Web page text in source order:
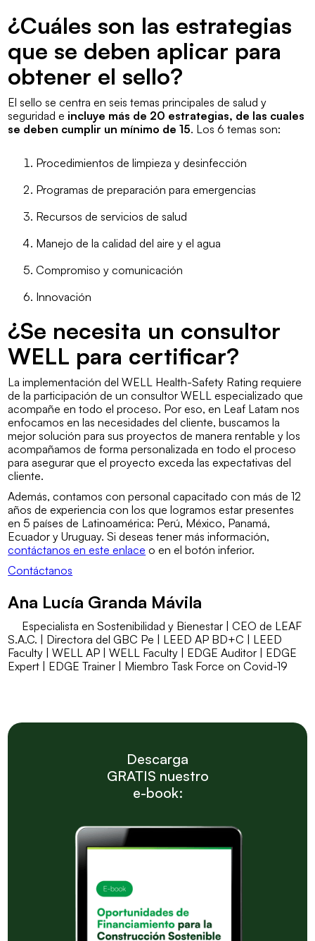
¿Cuáles son las estrategias
que se deben aplicar para
obtener el sello?
El sello se centra en seis temas principales de salud y
seguridad e incluye más de 20 estrategias, de las cuales
se deben cumplir un mínimo de 15. Los 6 temas son:
Procedimientos de limpieza y desinfección
Programas de preparación para emergencias
Recursos de servicios de salud
Manejo de la calidad del aire y el agua
Compromiso y comunicación
Innovación
¿Se necesita un consultor
WELL para certificar?
La implementación del WELL Health-Safety Rating requiere
de la participación de un consultor WELL especializado que
acompañe en todo el proceso. Por eso, en Leaf Latam nos
enfocamos en las necesidades del cliente, buscamos la
mejor solución para sus proyectos de manera rentable y los
acompañamos de forma personalizada en todo el proceso
para asegurar que el proyecto exceda las expectativas del
cliente.
Además, contamos con personal capacitado con más de 12
años de experiencia con los que logramos estar presentes
en 5 países de Latinoamérica: Perú, México, Panamá,
Ecuador y Uruguay. Si deseas tener más información,
contáctanos en este enlace o en el botón inferior.
Contáctanos
Ana Lucía Granda Mávila
Especialista en Sostenibilidad y Bienestar | CEO de LEAF
S.A.C. | Directora del GBC Pe | LEED AP BD+C | LEED
Faculty | WELL AP | WELL Faculty | EDGE Auditor | EDGE
Expert | EDGE Trainer | Miembro Task Force on Covid-19
Descarga
GRATIS nuestro
e-book: